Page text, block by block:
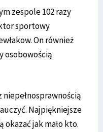
zespole 102 razy
sportowy
On również
osobowością
Najpiękniejsze
jak mało kto.